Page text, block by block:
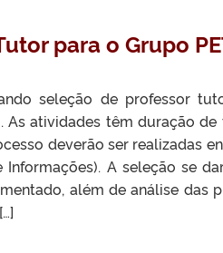
para o Grupo
seleção de professor
As atividades têm duração
deverão ser realizadas
A seleção se
além de análise das